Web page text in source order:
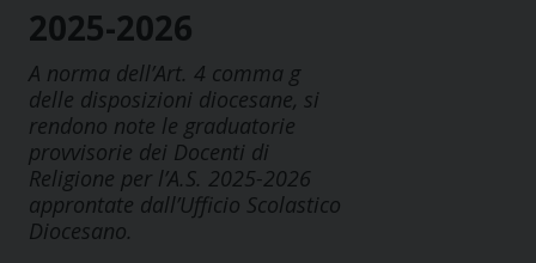
2025-2026
A norma dell’Art. 4 comma g
delle disposizioni diocesane, si
rendono note le graduatorie
provvisorie dei Docenti di
Religione per l’A.S. 2025-2026
approntate dall’Ufficio Scolastico
Diocesano.